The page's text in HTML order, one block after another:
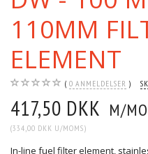
110MM
ELEMENT
0 ANMELDELSER
417,50 DKK M/
(334,00 DKK U/MOMS)
In-line fuel filter element,